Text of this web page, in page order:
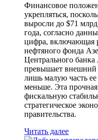
Финансовое
укрепляться,
выросли до $71
года, согласно
цифра, включающая
нефтяного фонда
Центрального
превышает внешний
лишь малую часть ее
меньше. Эта прочная
фискальную
стратегическое
правительства.
Читать далее